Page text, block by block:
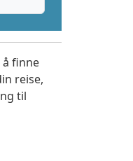
finne
reise,
til